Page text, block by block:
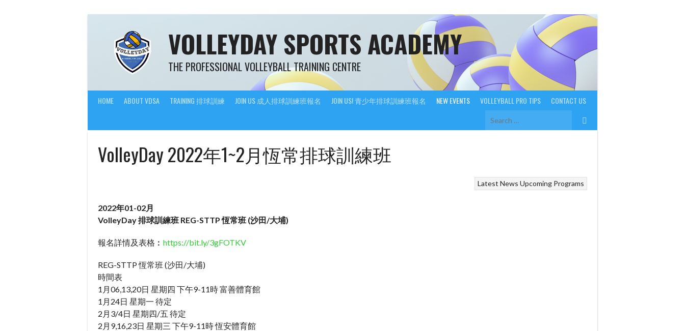
VOLLEYDAY SPORTS ACADEMY
THE PROFESSIONAL VOLLEYBALL TRAINING CENTRE
HOME ABOUT VDSA TRAINING 排球訓練 JOIN US 成人排球訓練班報名 JOIN US! 青少年排球訓練班報名 NEW EVENTS VOLLEYBALL PRO TIPS CONTACT US
Search
VolleyDay 2022年1~2月恆常排球訓練班
Latest News Upcoming Programs
2022年01-02月
VolleyDay 排球訓練班 REG-STTP 恆常班 (沙田/大埔)
報名詳情及表格︰ https://bit.ly/3gFOTKV
REG-STTP 恆常班 (沙田/大埔)
時間表
1月06,13,20日 星期四 下午9-11時 富善體育館
1月24日 星期一 待定
2月3/4日 星期四/五 待定
2月9,16,23日 星期三 下午9-11時 恆安體育館